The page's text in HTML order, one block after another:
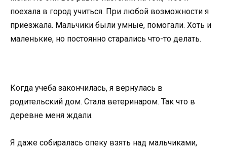
поехала в город учиться. При любой возможности я
приезжала. Мальчики были умные, помогали. Хоть и
маленькие, но постоянно старались что-то делать.
Когда учеба закончилась, я вернулась в
родительский дом. Стала ветеринаром. Так что в
деревне меня ждали.
Я даже собиралась опеку взять над мальчиками,